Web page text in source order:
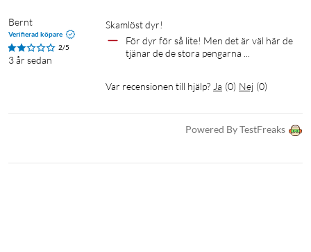
Bernt
Verifierad köpare
2/5
3 år sedan
Skamlöst dyr!
För dyr för så lite! Men det är väl här de
tjänar de de stora pengarna ...
Var recensionen till hjälp? Ja (0) Nej (0)
Powered By TestFreaks